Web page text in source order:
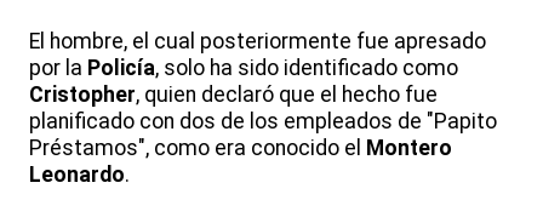
El hombre, el cual posteriormente fue apresado
por la Policía, solo ha sido identificado como
Cristopher, quien declaró que el hecho fue
planificado con dos de los empleados de "Papito
Préstamos", como era conocido el Montero
Leonardo.